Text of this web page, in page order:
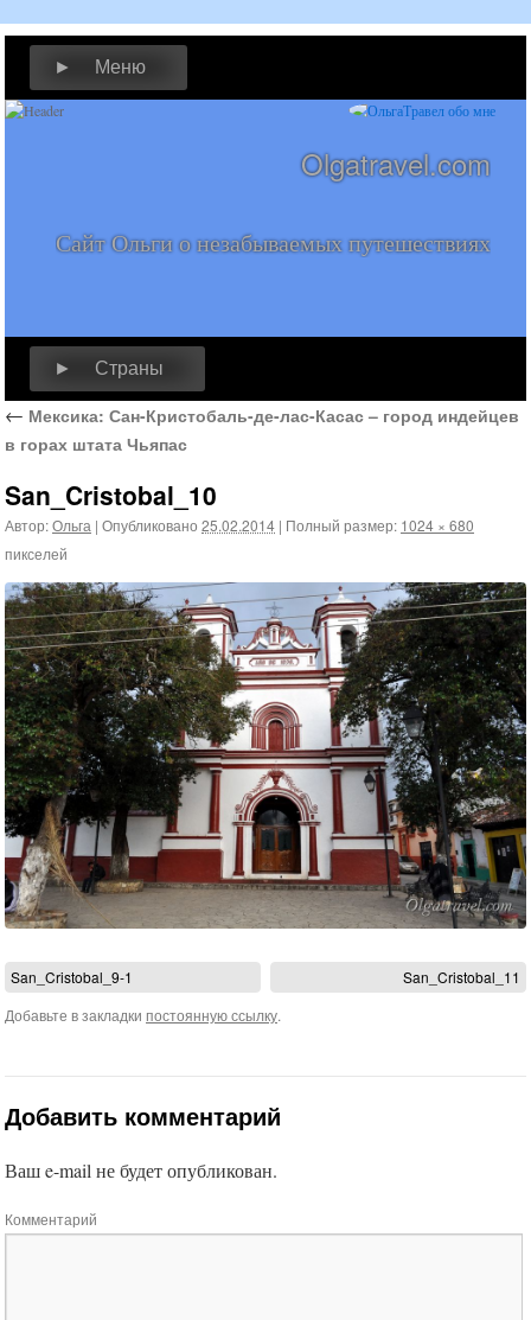
► Меню
Olgatravel.com
Сайт Ольги о незабываемых путешествиях
► Страны
← Мексика: Сан-Кристобаль-де-лас-Касас – город индейцев
в горах штата Чьяпас
San_Cristobal_10
Автор:Ольга | Опубликовано 25.02.2014 | Полный размер: 1024 × 680
пикселей
San_Cristobal_9-1
San_Cristobal_11
Добавьте в закладки постоянную ссылку.
Добавить комментарий
Ваш e-mail не будет опубликован.
Комментарий